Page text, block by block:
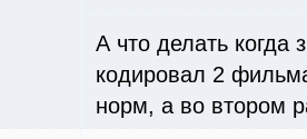
А что делать когда
кодировал 2
норм, а во втором